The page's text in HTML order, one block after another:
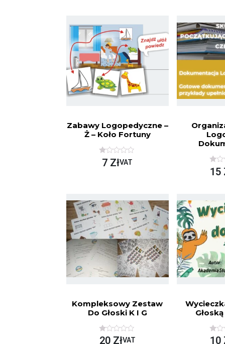
Zabawy Logopedyczne –
Ż – Koło Fortuny
O
N
O
N
A
7 ZłVAT
O
C
O
N
O
N
5
15
Kompleksowy Zestaw
Do Głoski K I G
O
20 ZłVAT
O
10